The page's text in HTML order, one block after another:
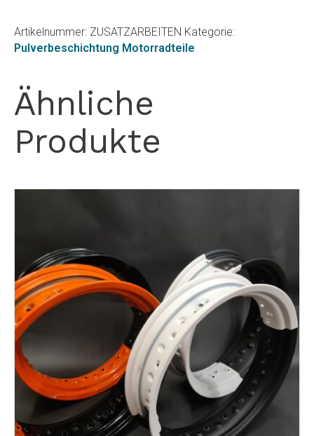
Artikelnummer: ZUSATZARBEITEN Kategorie:
Pulverbeschichtung Motorradteile
Ähnliche
Produkte